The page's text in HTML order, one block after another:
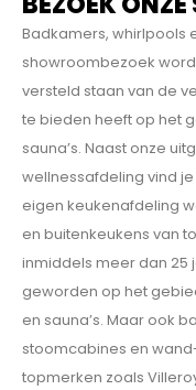
Badkamers, whirlpools
showroombezoek
versteld staan van de
te bieden heeft op het
sauna’s. Naast onze
wellnessafdeling vind
eigen keukenafdeling
en buitenkeukens van
inmiddels meer dan 25
geworden op het
en sauna’s. Maar ook
stoomcabines en
topmerken zoals